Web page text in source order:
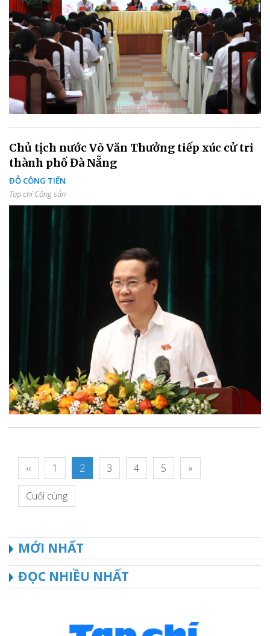
Chủ tịch nước Võ Văn Thưởng tiếp xúc cử tri
thành phố Đà Nẵng
ĐỖ CÔNG TIẾN
Tạp chí Cộng sản
‹‹ 1 2 3 4 5 »
Cuối cùng
MỚI NHẤT
ĐỌC NHIỀU NHẤT